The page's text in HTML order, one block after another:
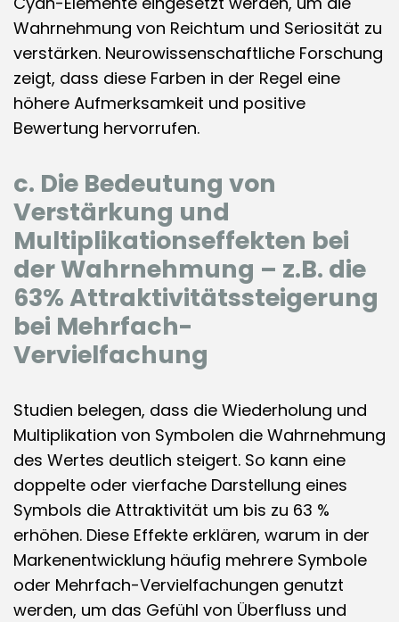
Wahrnehmung von Reichtum und Seriosität zu
verstärken. Neurowissenschaftliche Forschung
zeigt, dass diese Farben in der Regel eine
höhere Aufmerksamkeit und positive
Bewertung hervorrufen.
c. Die Bedeutung von
Verstärkung und
Multiplikationseffekten bei
der Wahrnehmung – z.B. die
63% Attraktivitätssteigerung
bei Mehrfach-
Vervielfachung
Studien belegen, dass die Wiederholung und
Multiplikation von Symbolen die Wahrnehmung
des Wertes deutlich steigert. So kann eine
doppelte oder vierfache Darstellung eines
Symbols die Attraktivität um bis zu 63 %
erhöhen. Diese Effekte erklären, warum in der
Markenentwicklung häufig mehrere Symbole
oder Mehrfach-Vervielfachungen genutzt
werden, um das Gefühl von Überfluss und